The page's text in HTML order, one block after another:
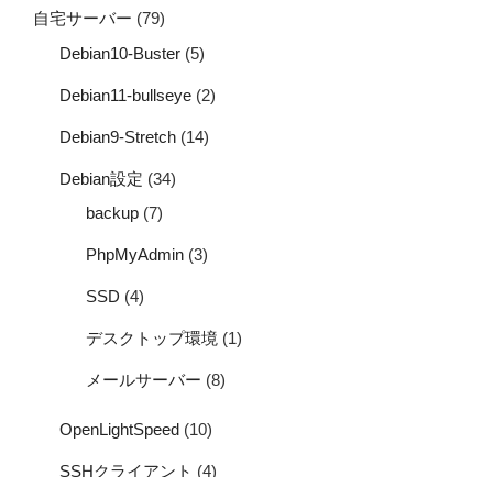
自宅サーバー (79)
Debian10-Buster (5)
Debian11-bullseye (2)
Debian9-Stretch (14)
Debian設定 (34)
backup (7)
PhpMyAdmin (3)
SSD (4)
デスクトップ環境 (1)
メールサーバー (8)
OpenLightSpeed (10)
SSHクライアント (4)